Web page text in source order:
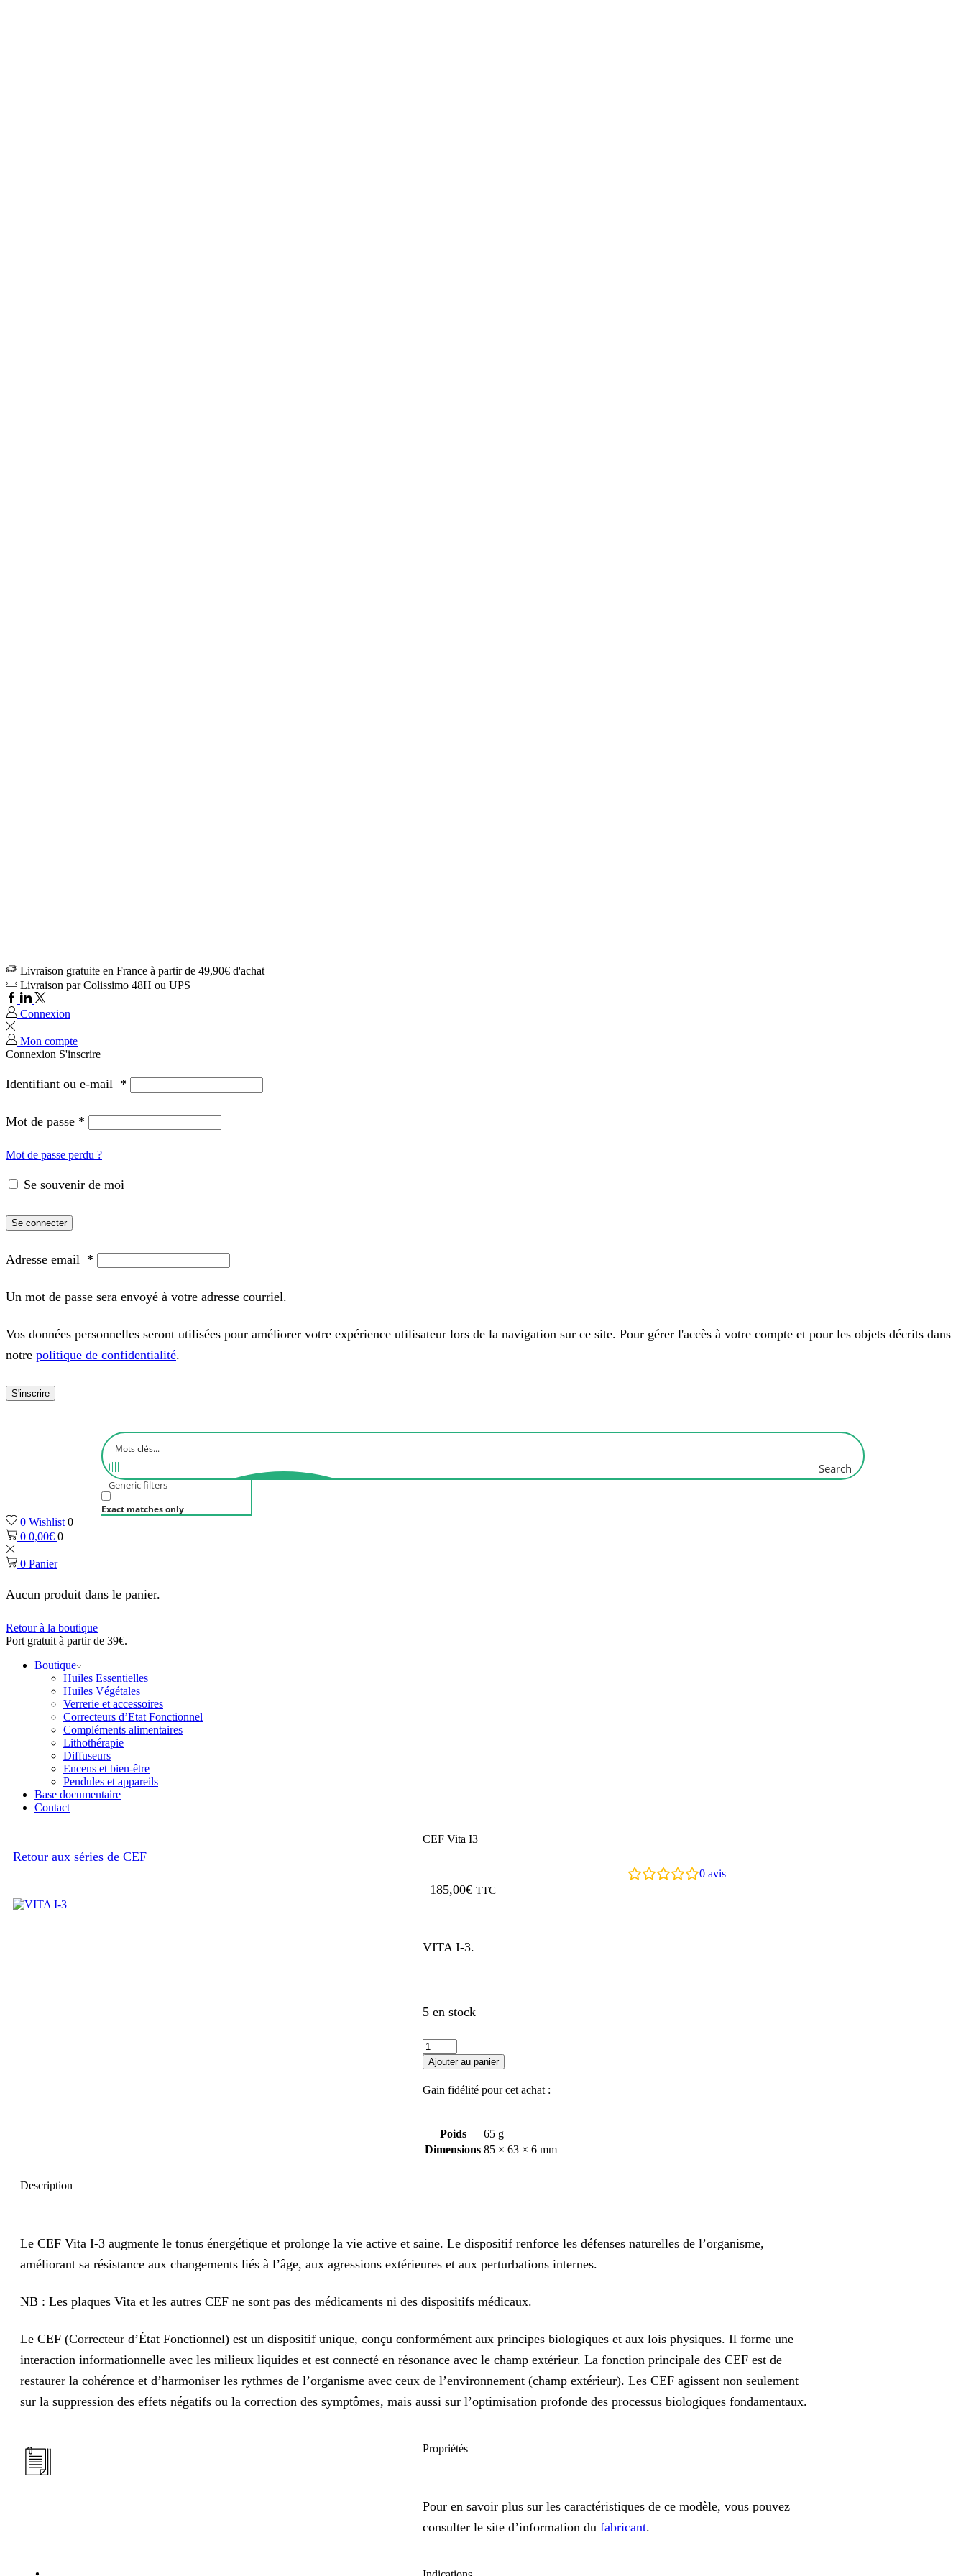
Livraison gratuite en France à partir de 49,90€ d'achat
Livraison par Colissimo 48H ou UPS
Connexion
Mon compte
Connexion S'inscrire
Identifiant ou e-mail *
Mot de passe *
Mot de passe perdu ?
Se souvenir de moi
Se connecter
Adresse email *
Un mot de passe sera envoyé à votre adresse courriel.
Vos données personnelles seront utilisées pour améliorer votre expérience utilisateur lors de la navigation sur ce site. Pour gérer l'accès à votre compte et pour les objets décrits dans
notre politique de confidentialité.
S'inscrire
Search
Generic filters
Exact matches only
0 Wishlist0
0 0,00€ 0
0 Panier
Aucun produit dans le panier.
Retour à la boutique
Port gratuit à partir de 39€.
Boutique
Huiles Essentielles
Huiles Végétales
Verrerie et accessoires
Correcteurs d’Etat Fonctionnel
Compléments alimentaires
Lithothérapie
Diffuseurs
Encens et bien-être
Pendules et appareils
Base documentaire
Contact
Retour aux séries de CEF
CEF Vita I3
185,00€ TTC
0 avis
VITA I-3.
5 en stock
Ajouter au panier
Gain fidélité pour cet achat :
Poids
65 g
Dimensions 85 × 63 × 6 mm
Description
Le CEF Vita I-3 augmente le tonus énergétique et prolonge la vie active et saine. Le dispositif renforce les défenses naturelles de l’organisme,
améliorant sa résistance aux changements liés à l’âge, aux agressions extérieures et aux perturbations internes.
NB : Les plaques Vita et les autres CEF ne sont pas des médicaments ni des dispositifs médicaux.
Le CEF (Correcteur d’État Fonctionnel) est un dispositif unique, conçu conformément aux principes biologiques et aux lois physiques. Il forme une
interaction informationnelle avec les milieux liquides et est connecté en résonance avec le champ extérieur. La fonction principale des CEF est de
restaurer la cohérence et d’harmoniser les rythmes de l’organisme avec ceux de l’environnement (champ extérieur). Les CEF agissent non seulement
sur la suppression des effets négatifs ou la correction des symptômes, mais aussi sur l’optimisation profonde des processus biologiques fondamentaux.
Propriétés
Pour en savoir plus sur les caractéristiques de ce modèle, vous pouvez
consulter le site d’information du fabricant.